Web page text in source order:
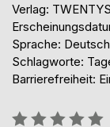
Verlag:
Sprache: Deutsch
Schlagworte:
Barrierefreiheit:
Bewertung::